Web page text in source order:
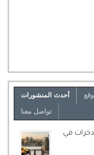
أحدث المنشورات
تواصل معنا
في